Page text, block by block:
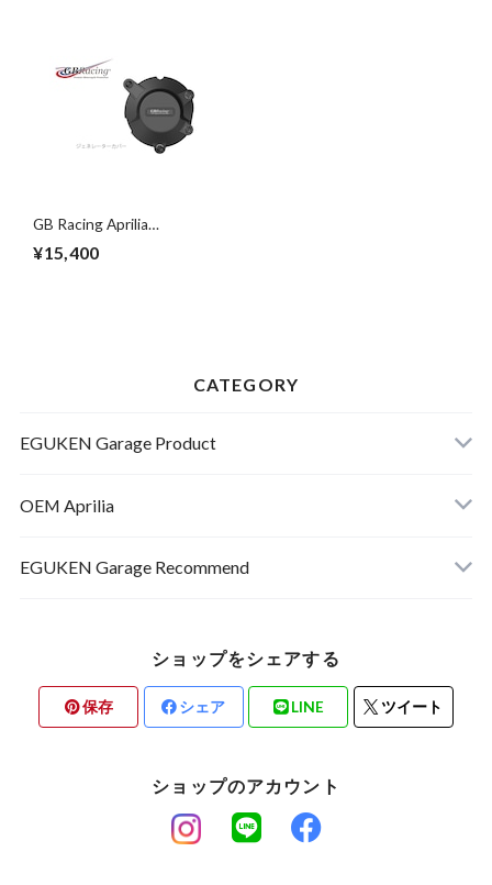
GB Racing Aprilia
1000/1100 ジェネレーター
¥15,400
CATEGORY
EGUKEN Garage Product
RSV4
RS660
OEM Aprilia
RSV4
EGUKEN Garage Recommend
RS660
ショップをシェアする
保存 シェア LINE ツイート
ショップのアカウント